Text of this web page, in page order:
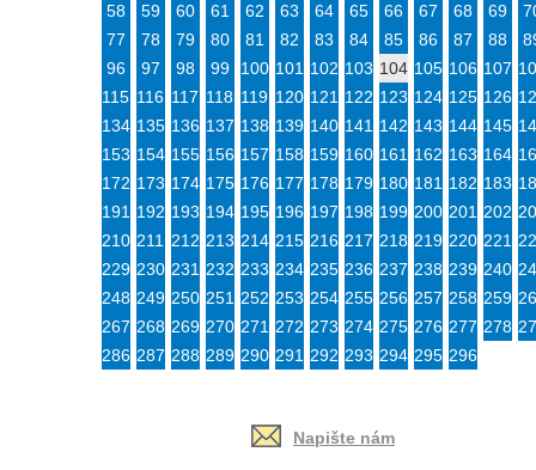
58
59 60 61 62 63 64 65 66 67 68 69
77
78 79 80 81 82 83 84 85 86 87 88
96
97 98 99 100 101 102 103 104 105 106 107
115 116 117 118 119 120 121 122 123 124 125 126
134 135 136 137 138 139 140 141 142 143 144 145
153 154 155 156 157 158 159 160 161 162 163 164
172 173 174 175 176 177 178 179 180 181 182 183
191 192 193 194 195 196 197 198 199 200 201 202
210 211 212 213 214 215 216 217 218 219 220 221
229 230 231 232 233 234 235 236 237 238 239 240
248 249 250 251 252 253 254 255 256 257 258 259
267 268 269 270 271 272 273 274 275 276 277 278
286 287 288 289 290 291 292 293 294 295 296
Napište nám